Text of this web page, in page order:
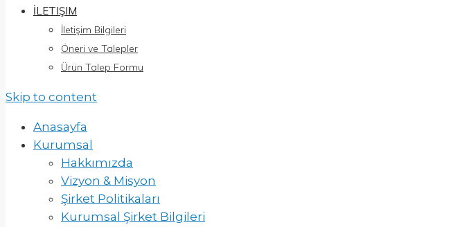
İLETIŞIM
İletişim Bilgileri
Öneri ve Talepler
Ürün Talep Formu
Skip to content
Anasayfa
Kurumsal
Hakkımızda
Vizyon & Misyon
Şirket Politikaları
Kurumsal Şirket Bilgileri